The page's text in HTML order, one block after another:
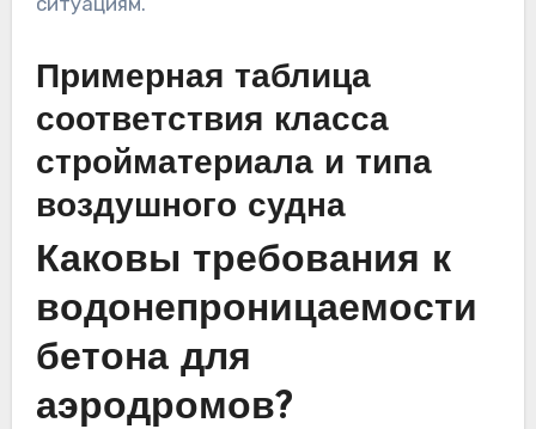
Примерная таблица
соответствия класса
стройматериала и типа
воздушного судна
Каковы требования к
водонепроницаемости
бетона для
аэродромов?